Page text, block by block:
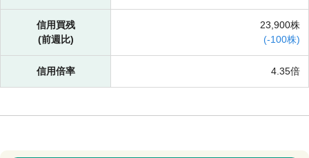
信用買残
(前週比)
23,900株
(-100株)
信用倍率 4.35倍